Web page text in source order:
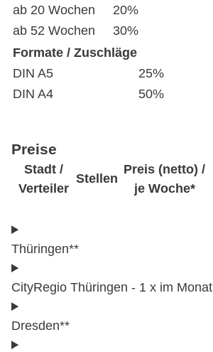
ab 20 Wochen
20%
ab 52 Wochen
30%
Formate / Zuschläge
DIN A5
25%
DIN A4
50%
Preise
Stadt /
Verteiler
Stellen
Preis (netto) /
je Woche*
Thüringen**
CityRegio Thüringen - 1 x im Monat
Dresden**